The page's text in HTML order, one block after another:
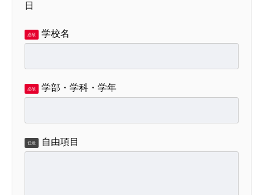
日
必須 学校名
必須 学部・学科・学年
任意 自由項目